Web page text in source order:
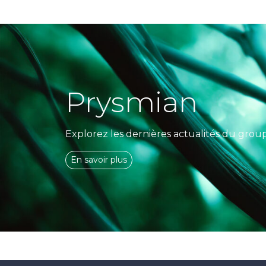
Prysmian
Explorez les dernières actualités du
En savoir plus